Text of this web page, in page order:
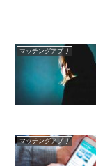
マッチングアプリ
マッチングアプリ